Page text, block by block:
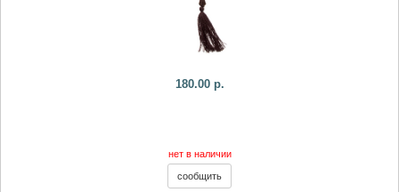
180.00 р.
нет в наличии